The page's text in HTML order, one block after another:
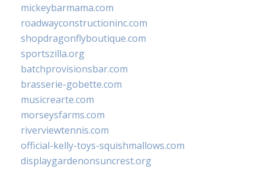
mickeybarmama.com
roadwayconstructioninc.com
shopdragonflyboutique.com
sportszilla.org
batchprovisionsbar.com
brasserie-gobette.com
musicrearte.com
morseysfarms.com
riverviewtennis.com
official-kelly-toys-squishmallows.com
displaygardenonsuncrest.org